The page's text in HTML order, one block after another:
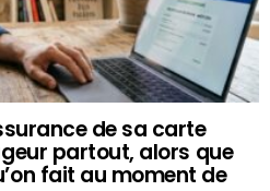
de sa carte
partout, alors que
fait au moment de